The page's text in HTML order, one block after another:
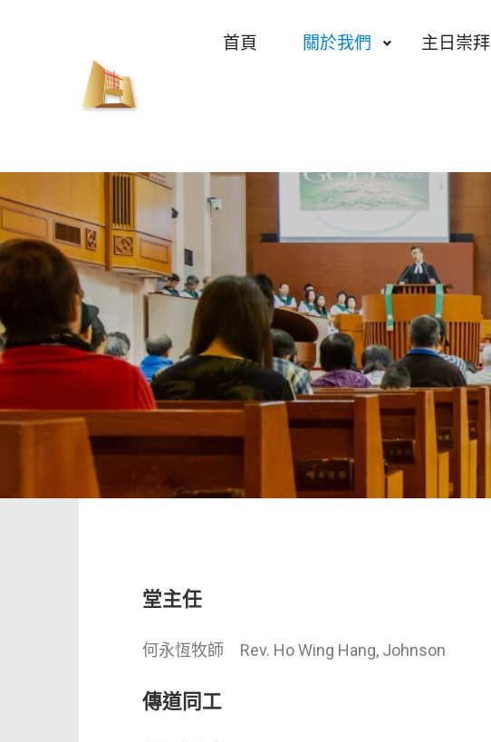
首頁 關於我們 主日崇拜
堂主任
何永恆牧師 Rev. Ho Wing Hang, Johnson
傳道同工